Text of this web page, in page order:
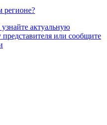
регионе?
актуальную
или сообщите